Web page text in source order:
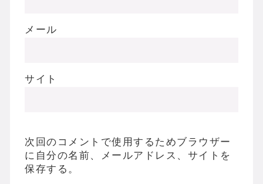
メール
サイト
次回のコメントで使用するためブラウザー
に自分の名前、メールアドレス、サイトを
保存する。